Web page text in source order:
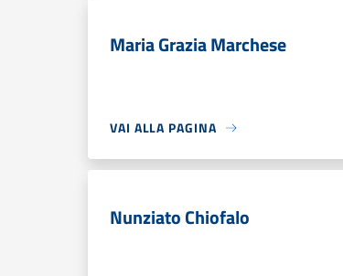
Maria Grazia Marchese
VAI ALLA PAGINA
Nunziato Chiofalo